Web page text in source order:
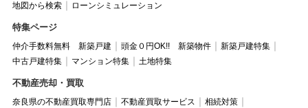
地図から検索
ローンシミュレーション
特集ページ
仲介手数料無料 新築戸建 頭金０円OK!! 新築物件
新築戸建特集
中古戸建特集
マンション特集 土地特集
不動産売却・買取
奈良県の不動産買取専門店 不動産買取サービス
相続対策